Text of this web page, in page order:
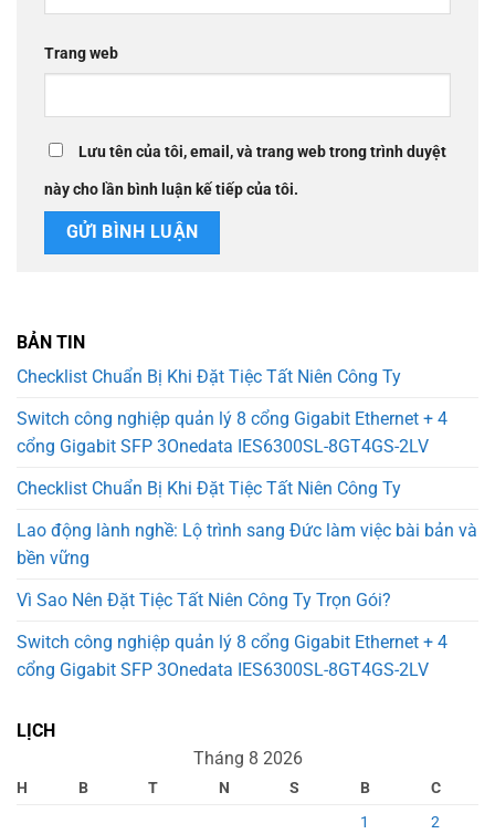
Trang web
Lưu tên của tôi, email, và trang web trong trình duyệt
này cho lần bình luận kế tiếp của tôi.
BẢN TIN
Checklist Chuẩn Bị Khi Đặt Tiệc Tất Niên Công Ty
Switch công nghiệp quản lý 8 cổng Gigabit Ethernet + 4
cổng Gigabit SFP 3Onedata IES6300SL-8GT4GS-2LV
Checklist Chuẩn Bị Khi Đặt Tiệc Tất Niên Công Ty
Lao động lành nghề: Lộ trình sang Đức làm việc bài bản và
bền vững
Vì Sao Nên Đặt Tiệc Tất Niên Công Ty Trọn Gói?
Switch công nghiệp quản lý 8 cổng Gigabit Ethernet + 4
cổng Gigabit SFP 3Onedata IES6300SL-8GT4GS-2LV
LỊCH
Tháng 8 2026
H B T N S B
C
1
2